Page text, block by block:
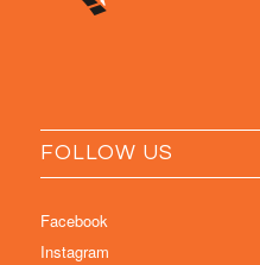
FOLLOW US
Facebook
Instagram